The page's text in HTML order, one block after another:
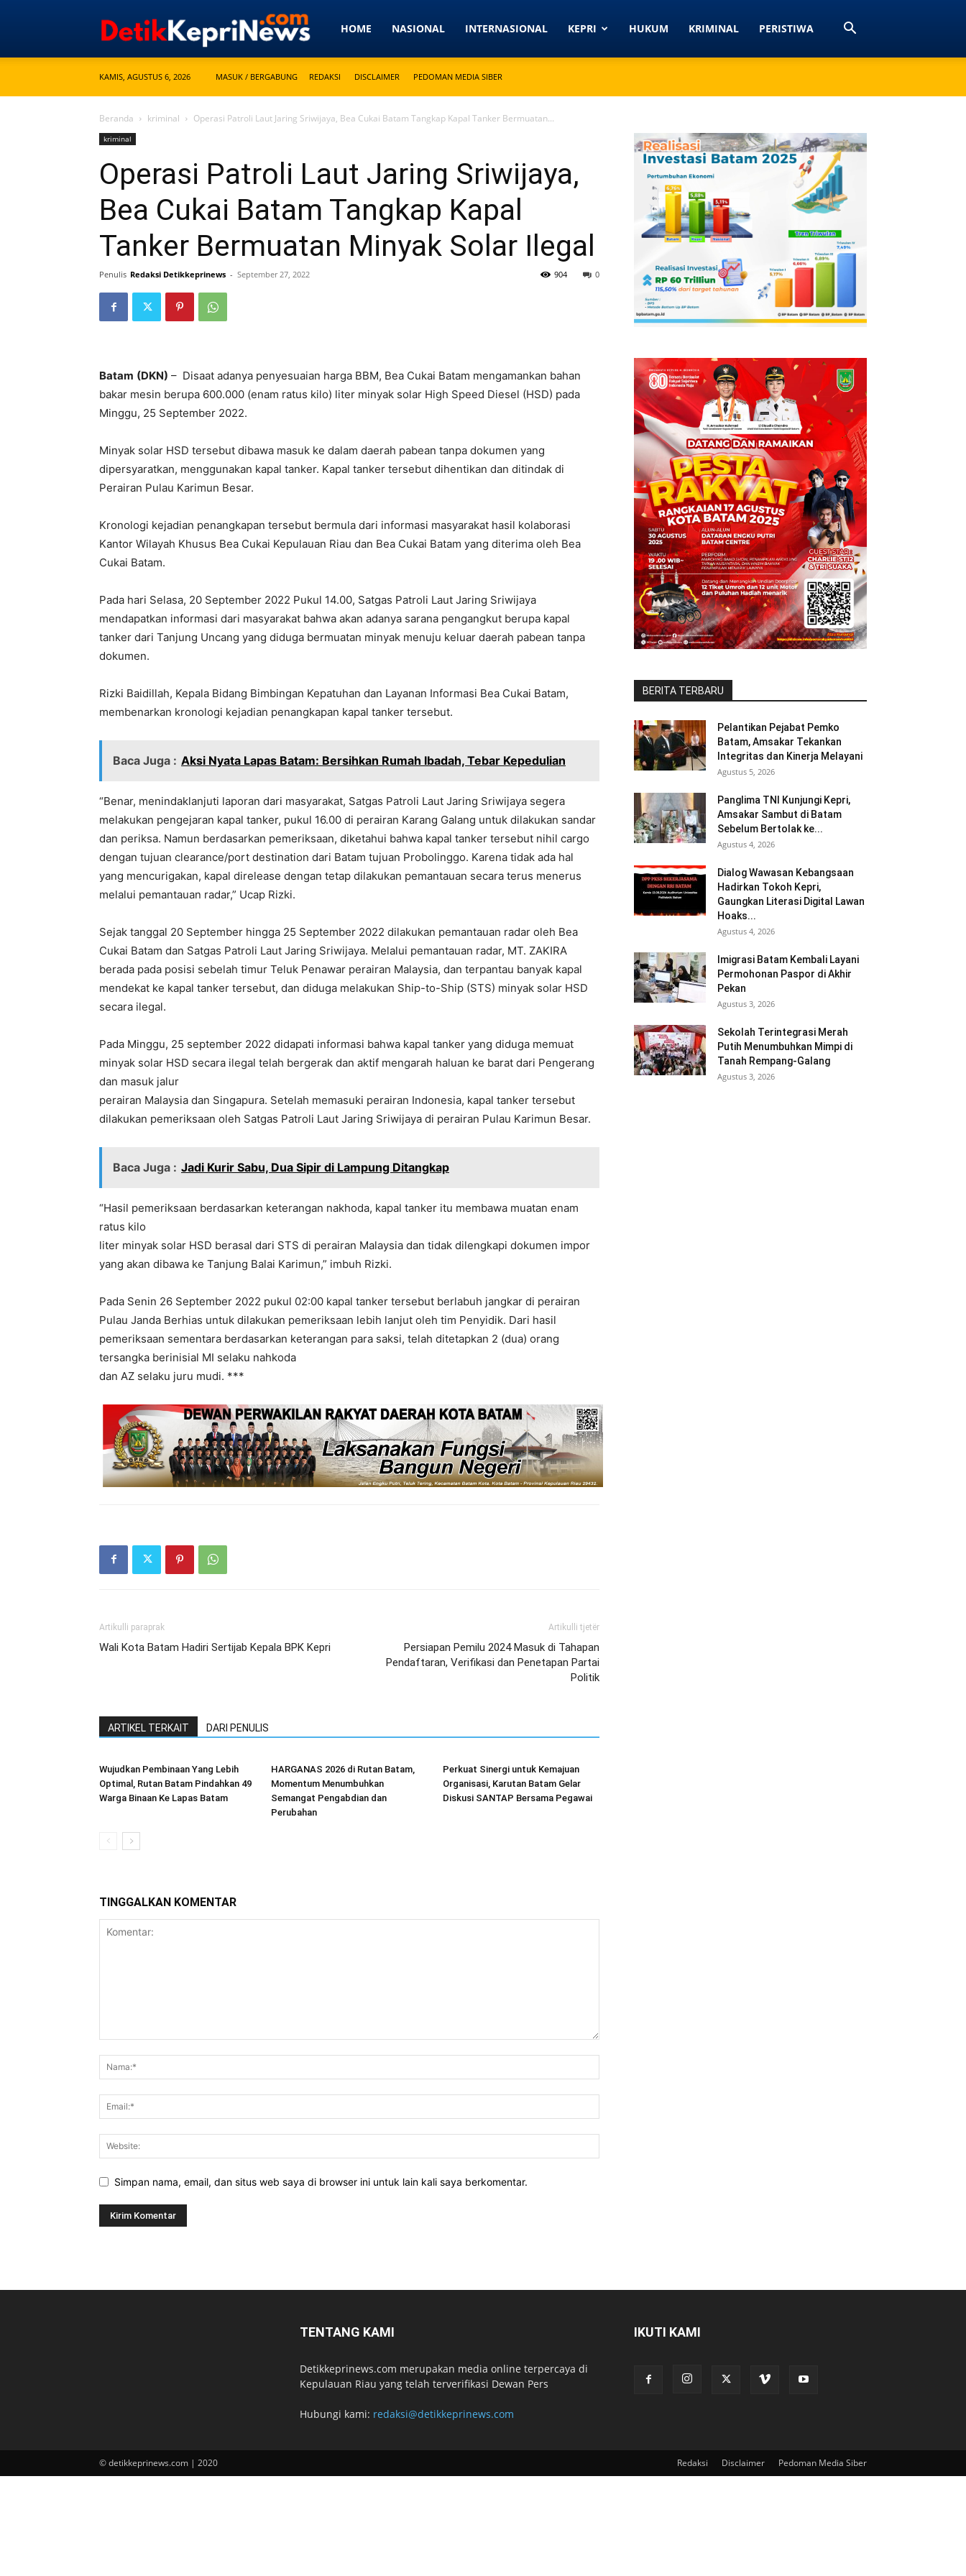
Detikkeprinews.com
HOME NASIONAL INTERNASIONAL KEPRI HUKUM KRIMINAL PERISTIWA
KAMIS, AGUSTUS 6, 2026 MASUK / BERGABUNG REDAKSI DISCLAIMER PEDOMAN MEDIA SIBER
Beranda kriminal Operasi Patroli Laut Jaring Sriwijaya, Bea Cukai Batam Tangkap Kapal Tanker Bermuatan...
kriminal
Operasi Patroli Laut Jaring Sriwijaya,
Bea Cukai Batam Tangkap Kapal
Tanker Bermuatan Minyak Solar Ilegal
Penulis Redaksi Detikkeprinews - September 27, 2022 0
904
Batam (DKN) – Disaat adanya penyesuaian harga BBM, Bea Cukai Batam mengamankan bahan
bakar mesin berupa 600.000 (enam ratus kilo) liter minyak solar High Speed Diesel (HSD) pada
Minggu, 25 September 2022.
Minyak solar HSD tersebut dibawa masuk ke dalam daerah pabean tanpa dokumen yang
dipersyaratkan, menggunakan kapal tanker. Kapal tanker tersebut dihentikan dan ditindak di
Perairan Pulau Karimun Besar.
Kronologi kejadian penangkapan tersebut bermula dari informasi masyarakat hasil kolaborasi
Kantor Wilayah Khusus Bea Cukai Kepulauan Riau dan Bea Cukai Batam yang diterima oleh Bea
Cukai Batam.
Pada hari Selasa, 20 September 2022 Pukul 14.00, Satgas Patroli Laut Jaring Sriwijaya
mendapatkan informasi dari masyarakat bahwa akan adanya sarana pengangkut berupa kapal
tanker dari Tanjung Uncang yang diduga bermuatan minyak menuju keluar daerah pabean tanpa
dokumen.
Rizki Baidillah, Kepala Bidang Bimbingan Kepatuhan dan Layanan Informasi Bea Cukai Batam,
membenarkan kronologi kejadian penangkapan kapal tanker tersebut.
Baca Juga : Aksi Nyata Lapas Batam: Bersihkan Rumah Ibadah, Tebar Kepedulian
“Benar, menindaklanjuti laporan dari masyarakat, Satgas Patroli Laut Jaring Sriwijaya segera
melakukan pengejaran kapal tanker, pukul 16.00 di perairan Karang Galang untuk dilakukan sandar
dan periksa. Namun berdasarkan pemeriksaan, diketahui bahwa kapal tanker tersebut nihil cargo
dengan tujuan clearance/port destination dari Batam tujuan Probolinggo. Karena tidak ada hal
yang mencurigakan, kapal direlease dengan tetap dilakukan pemantauan secara terus menerus
melalui pemantauan radar,” Ucap Rizki.
Sejak tanggal 20 September hingga 25 September 2022 dilakukan pemantauan radar oleh Bea
Cukai Batam dan Satgas Patroli Laut Jaring Sriwijaya. Melalui pemantauan radar, MT. ZAKIRA
berada pada posisi sebelah timur Teluk Penawar perairan Malaysia, dan terpantau banyak kapal
mendekat ke kapal tanker tersebut, dan diduga melakukan Ship-to-Ship (STS) minyak solar HSD
secara ilegal.
Pada Minggu, 25 september 2022 didapati informasi bahwa kapal tanker yang diduga memuat
minyak solar HSD secara ilegal telah bergerak dan aktif mengarah haluan ke barat dari Pengerang
dan masuk jalur
perairan Malaysia dan Singapura. Setelah memasuki perairan Indonesia, kapal tanker tersebut
dilakukan pemeriksaan oleh Satgas Patroli Laut Jaring Sriwijaya di perairan Pulau Karimun Besar.
Baca Juga : Jadi Kurir Sabu, Dua Sipir di Lampung Ditangkap
“Hasil pemeriksaan berdasarkan keterangan nakhoda, kapal tanker itu membawa muatan enam
ratus kilo
liter minyak solar HSD berasal dari STS di perairan Malaysia dan tidak dilengkapi dokumen impor
yang akan dibawa ke Tanjung Balai Karimun,” imbuh Rizki.
Pada Senin 26 September 2022 pukul 02:00 kapal tanker tersebut berlabuh jangkar di perairan
Pulau Janda Berhias untuk dilakukan pemeriksaan lebih lanjut oleh tim Penyidik. Dari hasil
pemeriksaan sementara berdasarkan keterangan para saksi, telah ditetapkan 2 (dua) orang
tersangka berinisial MI selaku nahkoda
dan AZ selaku juru mudi. ***
Artikulli paraprak
Wali Kota Batam Hadiri Sertijab Kepala BPK Kepri
Artikulli tjetër
Persiapan Pemilu 2024 Masuk di Tahapan
Pendaftaran, Verifikasi dan Penetapan Partai
Politik
ARTIKEL TERKAIT DARI PENULIS
Wujudkan Pembinaan Yang Lebih
Optimal, Rutan Batam Pindahkan 49
Warga Binaan Ke Lapas Batam
HARGANAS 2026 di Rutan Batam,
Momentum Menumbuhkan
Semangat Pengabdian dan
Perubahan
Perkuat Sinergi untuk Kemajuan
Organisasi, Karutan Batam Gelar
Diskusi SANTAP Bersama Pegawai
TINGGALKAN KOMENTAR
Simpan nama, email, dan situs web saya di browser ini untuk lain kali saya berkomentar.
BERITA TERBARU
Pelantikan Pejabat Pemko
Batam, Amsakar Tekankan
Integritas dan Kinerja Melayani
Agustus 5, 2026
Panglima TNI Kunjungi Kepri,
Amsakar Sambut di Batam
Sebelum Bertolak ke...
Agustus 4, 2026
Dialog Wawasan Kebangsaan
Hadirkan Tokoh Kepri,
Gaungkan Literasi Digital Lawan
Hoaks...
Agustus 4, 2026
Imigrasi Batam Kembali Layani
Permohonan Paspor di Akhir
Pekan
Agustus 3, 2026
Sekolah Terintegrasi Merah
Putih Menumbuhkan Mimpi di
Tanah Rempang-Galang
Agustus 3, 2026
TENTANG KAMI
Detikkeprinews.com merupakan media online terpercaya di
Kepulauan Riau yang telah terverifikasi Dewan Pers
Hubungi kami: redaksi@detikkeprinews.com
IKUTI KAMI
Redaksi Disclaimer Pedoman Media Siber
© detikkeprinews.com | 2020